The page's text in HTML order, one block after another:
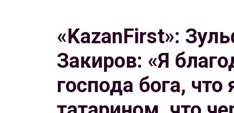
«KazanFirst»:
Закиров: «Я
господа бога, что